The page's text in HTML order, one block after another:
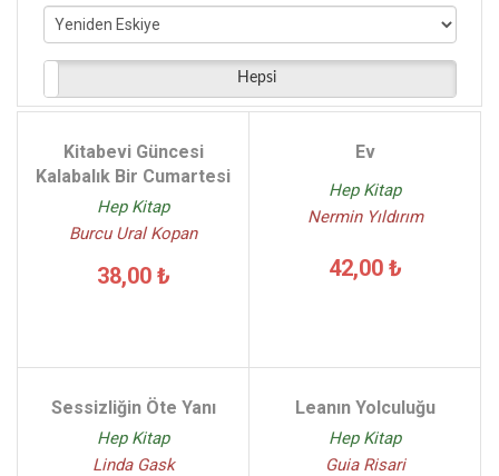
Jale Sancak - (3)
Guido Van Genechten - (3)
Kyo Maclear - (3)
Hepsi
Kitabevi Güncesi
Kalabalık Bir Cumartesi
Hep Kitap
Burcu Ural Kopan
38,00 ₺
Ev
Hep Kitap
Nermin Yıldırım
42,00 ₺
Sessizliğin Öte Yanı
Hep Kitap
Linda Gask
Leanın Yolculuğu
Hep Kitap
Guia Risari